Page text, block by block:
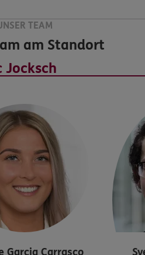
TEAM
am Standort
Garcia Carrasco